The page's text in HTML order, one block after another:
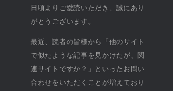
日頃よりご愛読いただき、誠にあり
がとうございます。
最近、読者の皆様から「他のサイト
で似たような記事を見かけたが、関
連サイトですか？」といったお問い
合わせをいただくことが増えており